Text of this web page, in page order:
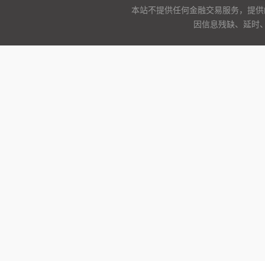
本站不提供任何金融交易服务，提
因信息残缺、延时